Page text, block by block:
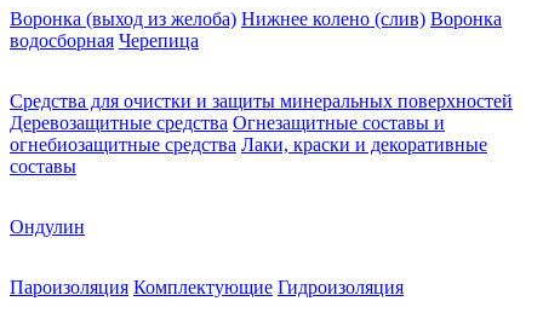
Воронка (выход из желоба) Нижнее колено (слив) Воронка
водосборная Черепица
Средства для очистки и защиты минеральных поверхностей
Деревозащитные средства Огнезащитные составы и
огнебиозащитные средства Лаки, краски и декоративные
составы
Ондулин
Пароизоляция Комплектующие Гидроизоляция